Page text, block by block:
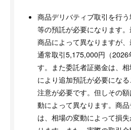
商品デリバティブ取引を行
等の預託が必要になります
商品によって異なりますが
通常取引5,175,000円（2026
す。また委託者証拠金は、
により追加預託が必要にな
注意が必要です。但しその
動によって異なります。商
は、相場の変動によって損